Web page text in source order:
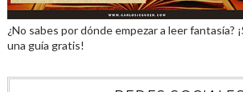
¿No sabes por dónde empezar a leer fantasía?
una guía gratis!